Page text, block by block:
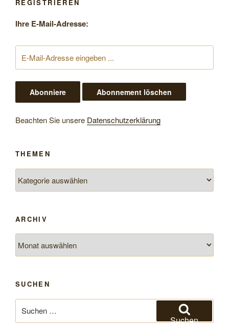
REGISTRIEREN
Ihre E-Mail-Adresse:
Beachten Sie unsere Datenschutzerklärung
THEMEN
ARCHIV
SUCHEN
nach:
Suchen